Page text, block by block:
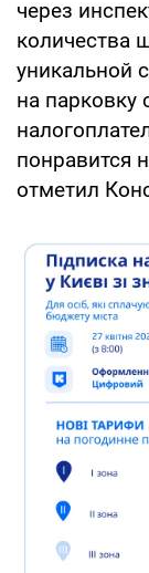
через
количества
уникальной
на парковку
понравится
отметил